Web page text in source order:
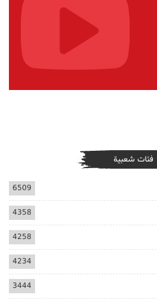
فئات شعبية
6509
4358
4258
4234
3444